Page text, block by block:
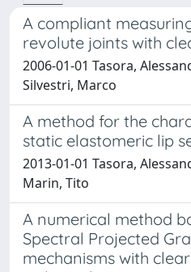
A compliant
revolute joints with
2006-01-01 Tasora,
Silvestri, Marco
A method for the
static elastomeric lip
2013-01-01 Tasora,
Marin, Tito
A numerical method
Spectral Projected
mechanisms with